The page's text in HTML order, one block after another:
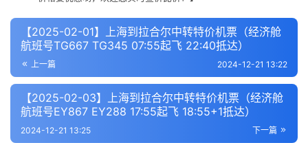
【2025-02-01】上海到拉合尔中转特价机票（经济舱
航班号TG667 TG345 07:55起飞 22:40抵达）
上一篇 2024-12-21 13:22
【2025-02-03】上海到拉合尔中转特价机票（经济舱
航班号EY867 EY288 17:55起飞 18:55+1抵达）
下一篇
2024-12-21 13:25